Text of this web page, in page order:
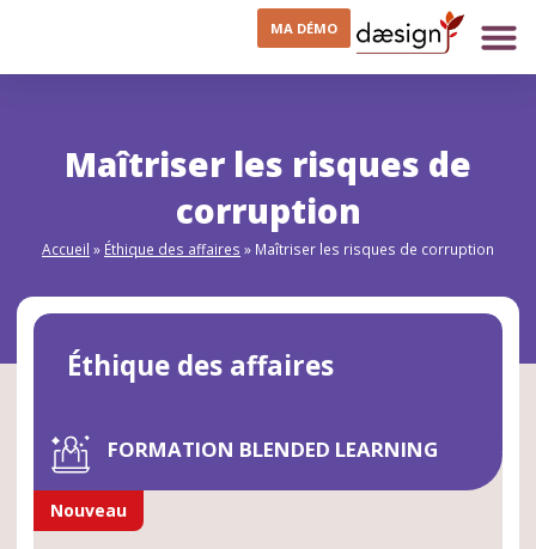
MA DÉMO
Maîtriser les risques de
corruption
Accueil » Éthique des affaires » Maîtriser les risques de corruption
Éthique des affaires
FORMATION BLENDED LEARNING
Nouveau